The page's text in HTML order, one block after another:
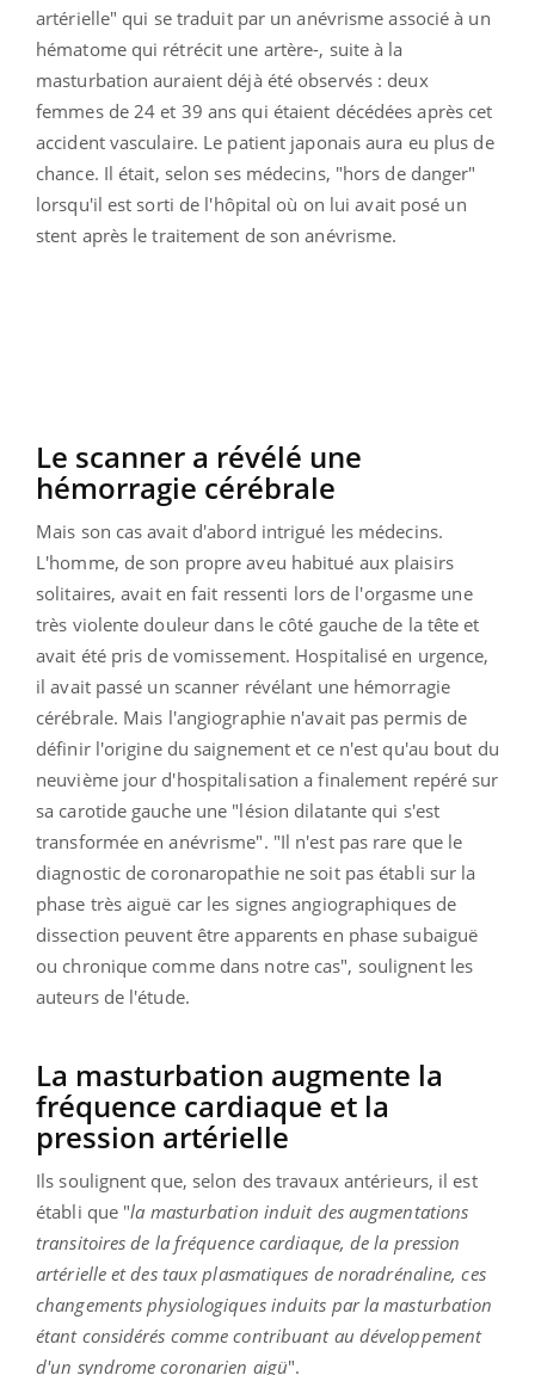
artérielle" qui se traduit par un anévrisme associé à un
hématome qui rétrécit une artère-, suite à la
masturbation auraient déjà été observés : deux
femmes de 24 et 39 ans qui étaient décédées après cet
accident vasculaire. Le patient japonais aura eu plus de
chance. Il était, selon ses médecins, "hors de danger"
lorsqu'il est sorti de l'hôpital où on lui avait posé un
stent après le traitement de son anévrisme.
Le scanner a révélé une
hémorragie cérébrale
Mais son cas avait d'abord intrigué les médecins.
L'homme, de son propre aveu habitué aux plaisirs
solitaires, avait en fait ressenti lors de l'orgasme une
très violente douleur dans le côté gauche de la tête et
avait été pris de vomissement. Hospitalisé en urgence,
il avait passé un scanner révélant une hémorragie
cérébrale. Mais l'angiographie n'avait pas permis de
définir l'origine du saignement et ce n'est qu'au bout du
neuvième jour d'hospitalisation a finalement repéré sur
sa carotide gauche une "lésion dilatante qui s'est
transformée en anévrisme". "Il n'est pas rare que le
diagnostic de coronaropathie ne soit pas établi sur la
phase très aiguë car les signes angiographiques de
dissection peuvent être apparents en phase subaiguë
ou chronique comme dans notre cas", soulignent les
auteurs de l'étude.
La masturbation augmente la
fréquence cardiaque et la
pression artérielle
Ils soulignent que, selon des travaux antérieurs, il est
établi que "la masturbation induit des augmentations
transitoires de la fréquence cardiaque, de la pression
artérielle et des taux plasmatiques de noradrénaline, ces
changements physiologiques induits par la masturbation
étant considérés comme contribuant au développement
d'un syndrome coronarien aigü".